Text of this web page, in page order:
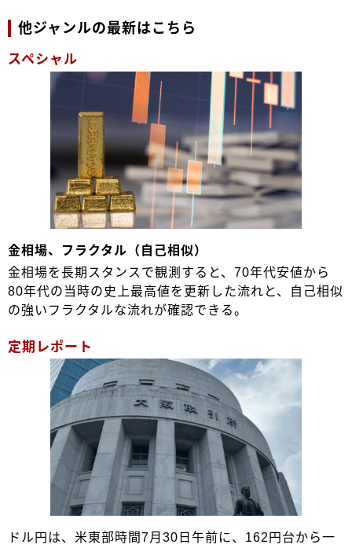
他ジャンルの最新はこちら
スペシャル
金相場、フラクタル（自己相似）
金相場を長期スタンスで観測すると、70年代安値から
80年代の当時の史上最高値を更新した流れと、自己相似
の強いフラクタルな流れが確認できる。
定期レポート
ドル円は、米東部時間7月30日午前に、162円台から一